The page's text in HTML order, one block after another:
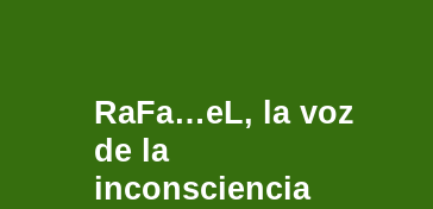
RaFa…eL, la voz
de la
inconsciencia